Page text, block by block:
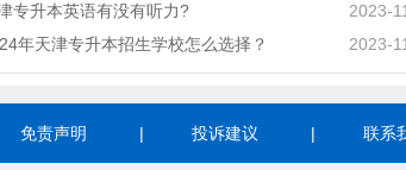
专升本英语有没有听力?
2023-
年天津专升本招生学校怎么选择？ 2023-
免责声明 | 投诉建议 | 联系